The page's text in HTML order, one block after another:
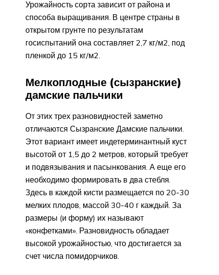
Урожайность сорта зависит от района и
способа выращивания. В центре страны в
открытом грунте по результатам
госиспытаний она составляет 2,7 кг/м2, под
пленкой до 15 кг/м2.
Мелкоплодные (сызранские)
дамские пальчики
От этих трех разновидностей заметно
отличаются Сызранские Дамские пальчики.
Этот вариант имеет индетерминантный куст
высотой от 1,5 до 2 метров, который требует
и подвязывания и пасынкования. А еще его
необходимо формировать в два стебля.
Здесь в каждой кисти размещается по 20-30
мелких плодов, массой 30-40 г каждый. За
размеры (и форму) их называют
«конфетками». Разновидность обладает
высокой урожайностью, что достигается за
счет числа помидорчиков.